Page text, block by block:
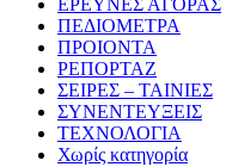
ΕΡΕΥΝΕΣ ΑΓΟΡΑΣ
ΠΕΔΙΟΜΕΤΡΑ
ΠΡΟΙΟΝΤΑ
ΡΕΠΟΡΤΑΖ
ΣΕΙΡΕΣ – ΤΑΙΝΙΕΣ
ΣΥΝΕΝΤΕΥΞΕΙΣ
ΤΕΧΝΟΛΟΓΙΑ
Χωρίς κατηγορία